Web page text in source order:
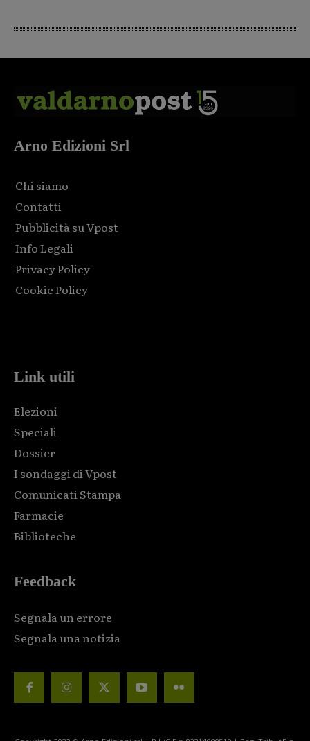
Arno Edizioni Srl
Chi siamo
Contatti
Pubblicità su Vpost
Info Legali
Privacy Policy
Cookie Policy
Link utili
Elezioni
Speciali
Dossier
I sondaggi di Vpost
Comunicati Stampa
Farmacie
Biblioteche
Feedback
Segnala un errore
Segnala una notizia